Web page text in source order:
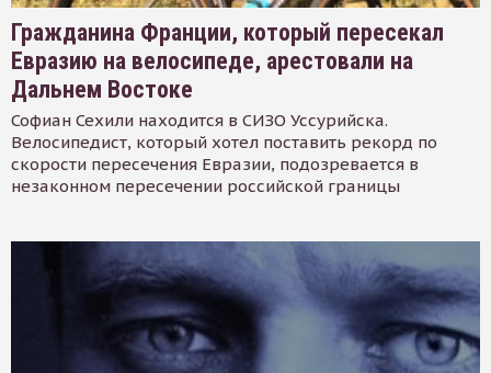
Гражданина Франции, который пересекал
Евразию на велосипеде, арестовали на
Дальнем Востоке
Софиан Сехили находится в СИЗО Уссурийска.
Велосипедист, который хотел поставить рекорд по
скорости пересечения Евразии, подозревается в
незаконном пересечении российской границы